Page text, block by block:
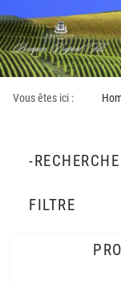
Vous êtes ici :
-RECHERCHE
FILTRE